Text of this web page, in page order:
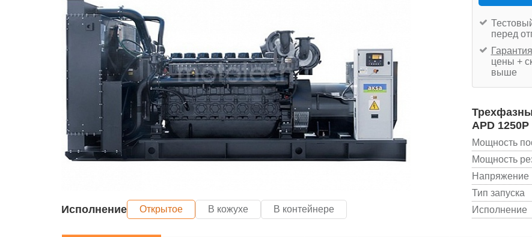
Исполнение Открытое В кожухе В контейнере
перед
Гарантия
цены +
выше
APD 1250P
Мощность
Мощность
Напряжение
Тип запуска
Исполнение